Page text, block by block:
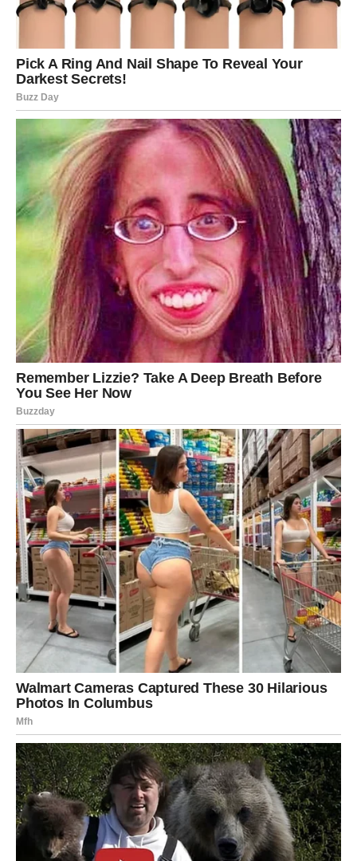
jeste unutrašnja konfuzija.
Uđete sigurni u svoje mišljenje.
Izađete pitajući se da li ste preterali.
Da li ste pogrešno razumeli.
Da li ste vi problem.
Zdrava komunikacija ne ostavlja vas sa osećajem magle u
glavi.
9. Vaše vreme se ne poštuje
Kasne bez izvinjenja.
Otkazuju planove u poslednjem trenutku.
Očekuju da budete dostupni odmah.
Vreme je valuta poštovanja.
Ako neko ne poštuje vaše vreme – ne poštuje ni vas.
10. Intuicija vam stalno govori da
nešto nije u redu
Najvažniji znak nije njihovo ponašanje.
Najvažniji znak je vaš unutrašnji osećaj.
Ako se često osećate manje vredno u njihovom prisustvu.
Ako osećate napetost kada treba da se vidite.
Ako imate utisak da hodate po tankom ledu.
To nije paranoja.
To je vaša intuicija koja pokušava da vas zaštiti.